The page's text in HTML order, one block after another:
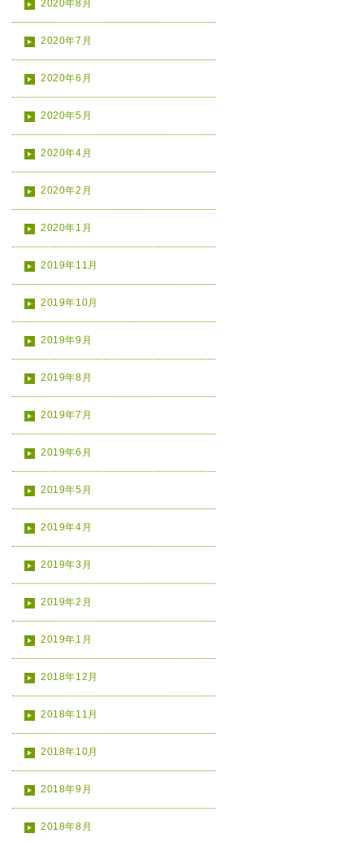
2020年8月
2020年7月
2020年6月
2020年5月
2020年4月
2020年2月
2020年1月
2019年11月
2019年10月
2019年9月
2019年8月
2019年7月
2019年6月
2019年5月
2019年4月
2019年3月
2019年2月
2019年1月
2018年12月
2018年11月
2018年10月
2018年9月
2018年8月